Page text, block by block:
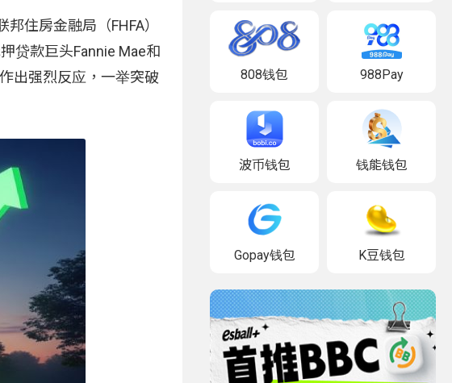
住房金融局（FHFA）
贷款巨头Fannie Mae和
出强烈反应，一举突破
808钱包 988Pay
波币钱包 钱能钱包
Gopay钱包 K豆钱包